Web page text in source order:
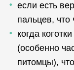
если есть
пальцев, что
когда
(особенно
питомцы),